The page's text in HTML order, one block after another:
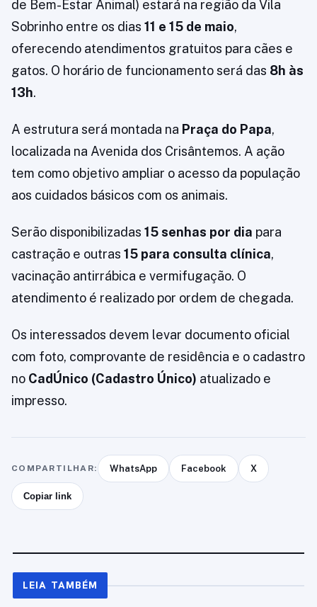
de Bem-Estar Animal) estará na região da Vila
Sobrinho entre os dias 11 e 15 de maio,
oferecendo atendimentos gratuitos para cães e
gatos. O horário de funcionamento será das 8h às
13h.
A estrutura será montada na Praça do Papa,
localizada na Avenida dos Crisântemos. A ação
tem como objetivo ampliar o acesso da população
aos cuidados básicos com os animais.
Serão disponibilizadas 15 senhas por dia para
castração e outras 15 para consulta clínica,
vacinação antirrábica e vermifugação. O
atendimento é realizado por ordem de chegada.
Os interessados devem levar documento oficial
com foto, comprovante de residência e o cadastro
no CadÚnico (Cadastro Único) atualizado e
impresso.
COMPARTILHAR: WhatsApp Facebook X
Copiar link
LEIA TAMBÉM